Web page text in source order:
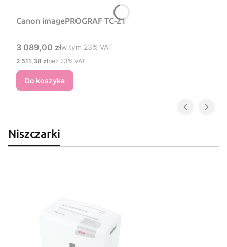
Canon imagePROGRAF TC-21
Cena brutto
3 089,00 złw tym %s VAT
w tym 23% VAT
Cena netto
2 511,38 złbez 23% VAT
Do koszyka
Niszczarki